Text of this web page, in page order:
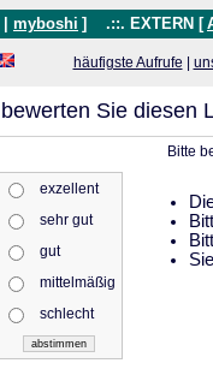
myboshi ] .::. EXTERN [
häufigste Aufrufe
bewerten Sie diesen
Bitte
exzellent
sehr gut
gut
mittelmäßig
schlecht